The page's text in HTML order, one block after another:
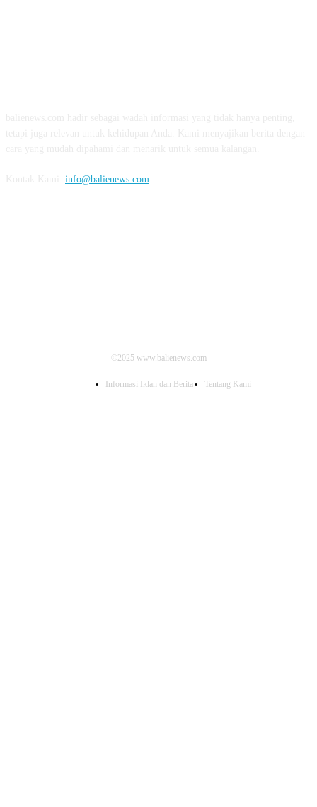
info@balienews.com
©2025 www.balienews.com
Informasi Iklan dan Berita Tentang Kami